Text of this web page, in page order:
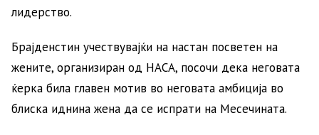
лидерство.
Брајденстин учествувајќи на настан посветен на
жените, организиран од НАСА, посочи дека неговата
ќерка била главен мотив во неговата амбиција во
блиска иднина жена да се испрати на Месечината.